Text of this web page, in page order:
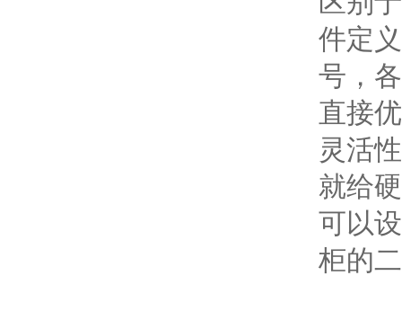
件定
号，
直接
灵活
就给
可以
柜的